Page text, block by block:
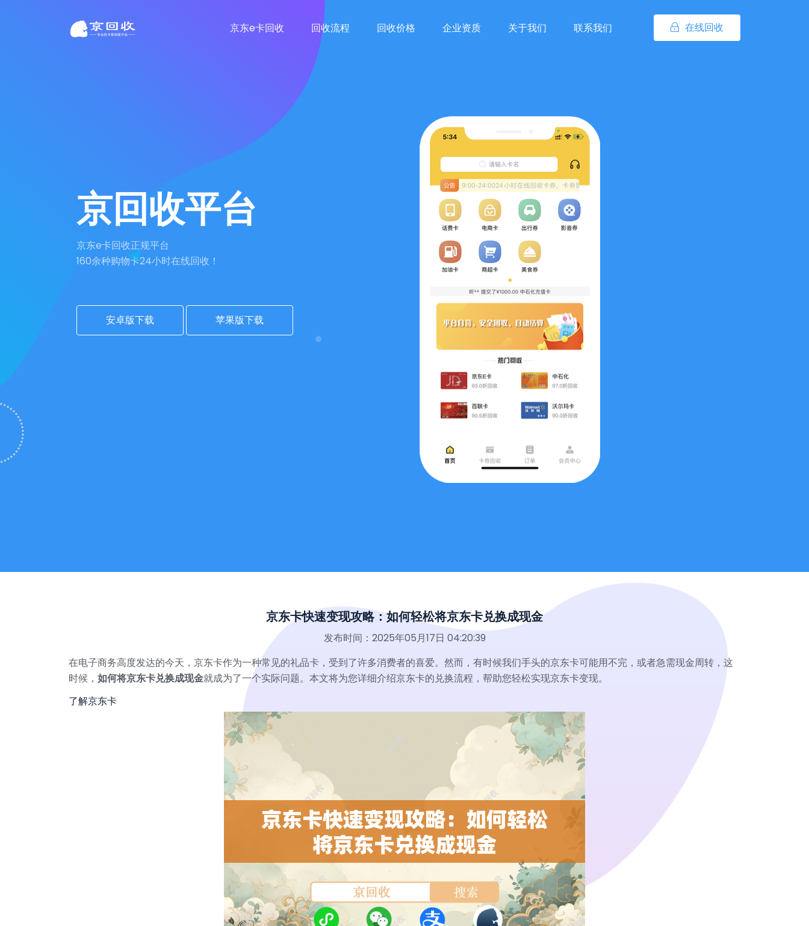
在线回收
京东e卡回收 回收流程 回收价格 企业资质 关于我们 联系我们
京回收平台
京东e卡回收正规平台
160余种购物卡24小时在线回收！
安卓版下载 苹果版下载
京东卡快速变现攻略：如何轻松将京东卡兑换成现金
发布时间：2025年05月17日 04:20:39
在电子商务高度发达的今天，京东卡作为一种常见的礼品卡，受到了许多消费者的喜爱。然而，有时候我们手头的京东卡可能用不完，或者急需现金周转，这
时候， 如何将京东卡兑换成现金就成为了一个实际问题。本文将为您详细介绍京东卡的兑换流程，帮助您轻松实现京东卡变现。
了解京东卡